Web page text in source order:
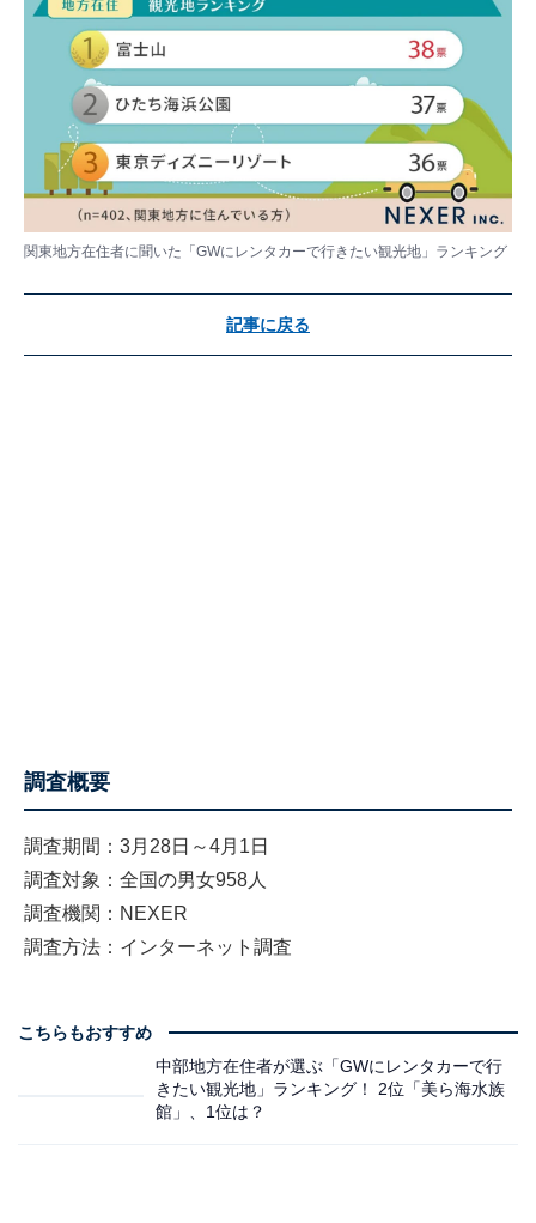
関東地方在住者に聞いた「GWにレンタカーで行きたい観光地」ランキング
記事に戻る
調査概要
調査期間：3月28日～4月1日
調査対象：全国の男女958人
調査機関：NEXER
調査方法：インターネット調査
こちらもおすすめ
中部地方在住者が選ぶ「GWにレンタカーで行
きたい観光地」ランキング！ 2位「美ら海水族
館」、1位は？